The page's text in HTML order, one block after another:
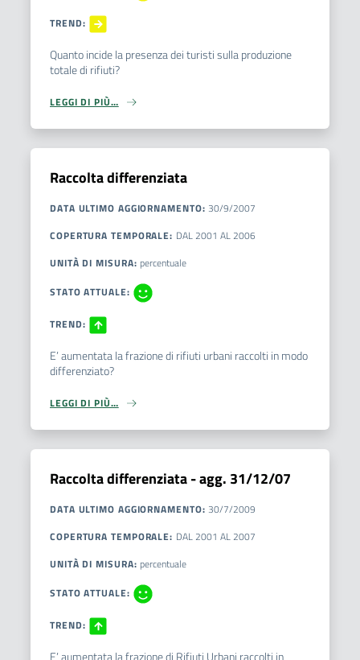
TREND:
Quanto incide la presenza dei turisti sulla produzione
totale di rifiuti?
LEGGI DI PIÙ…
Raccolta differenziata
DATA ULTIMO AGGIORNAMENTO: 30/9/2007
COPERTURA TEMPORALE: DAL 2001 AL 2006
UNITÀ DI MISURA: percentuale
STATO ATTUALE:
TREND:
E’ aumentata la frazione di rifiuti urbani raccolti in modo
differenziato?
LEGGI DI PIÙ…
Raccolta differenziata - agg. 31/12/07
DATA ULTIMO AGGIORNAMENTO: 30/7/2009
COPERTURA TEMPORALE: DAL 2001 AL 2007
UNITÀ DI MISURA: percentuale
STATO ATTUALE:
TREND:
E’ aumentata la frazione di Rifiuti Urbani raccolti in